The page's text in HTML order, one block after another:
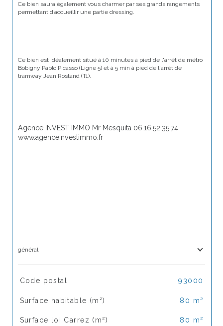
Ce bien saura également vous charmer par ses grands rangements
permettant d’accueillir une partie dressing.
Ce bien est idéalement situé à 10 minutes à pied de l'arrêt de métro
Bobigny Pablo Picasso (Ligne 5) et à 5 min à pied de l'arrêt de
tramway Jean Rostand (T1).
Agence INVEST IMMO Mr Mesquita 06.16.52.35.74
www.agenceinvestimmo.fr
général
TRAD_SIROCCO_Caracteristique
Code postal 93000
Surface habitable (m²) 80 m²
Surface loi Carrez (m²) 80 m²